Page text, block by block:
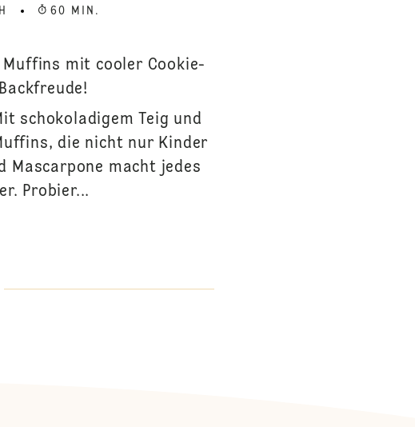
60 MIN.
mit cooler Cookie-
schokoladigem Teig und
die nicht nur Kinder
Mascarpone macht jedes
Probier...